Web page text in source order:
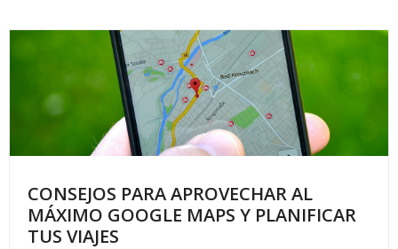
b
o
k
er l p
ar
ti
r
CONSEJOS PARA APROVECHAR AL
MÁXIMO GOOGLE MAPS Y PLANIFICAR
TUS VIAJES